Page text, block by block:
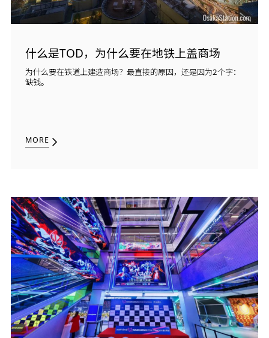
什么是TOD，为什么要在地铁上盖商场
为什么要在铁道上建造商场？最直接的原因，还是因为2个字：
缺钱。
MORE